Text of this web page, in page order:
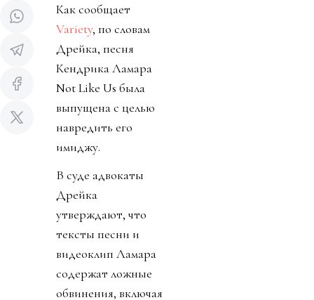
Как сообщает
Variety, по словам
Дрейка, песня
Кендрика Ламара
Not Like Us была
выпущена с целью
навредить его
имиджу.
В суде адвокаты
Дрейка
утверждают, что
тексты песни и
видеоклип Ламара
содержат ложные
обвинения, включая